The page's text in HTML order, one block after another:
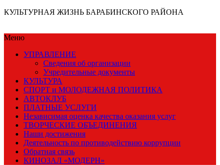
КУЛЬТУРНАЯ ЖИЗНЬ БАРАБИНСКОГО РАЙОНА
Меню
УПРАВЛЕНИЕ
Сведения об организации
Учредительные документы
КУЛЬТУРА
СПОРТ и МОЛОДЕЖНАЯ ПОЛИТИКА
АВТОКЛУБ
ПЛАТНЫЕ УСЛУГИ
Независимая оценка качества оказания услуг
ТВОРЧЕСКИЕ ОБЪЕДИНЕНИЯ
Наши достижения
Деятельность по противодействию коррупции
Обратная связь
КИНОЗАЛ «МОДЕРН»